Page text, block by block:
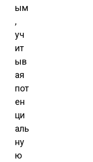
ым
,
уч
ит
ыв
ая
пот
ен
ци
аль
ну
ю